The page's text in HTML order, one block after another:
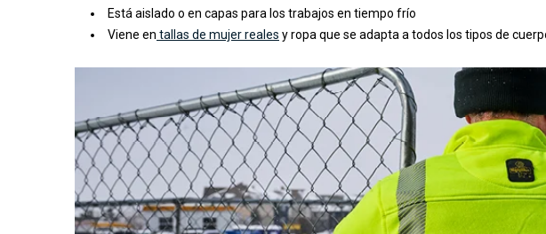
Está aislado o en capas para los trabajos en tiempo frío
Viene en tallas de mujer reales y ropa que se adapta a todos los tipos de